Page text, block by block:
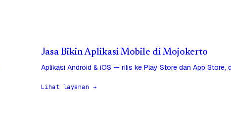
Jasa Bikin Aplikasi Mobile di Mojokerto
Aplikasi Android & iOS — rilis ke Play Store dan App Store,
Lihat layanan →